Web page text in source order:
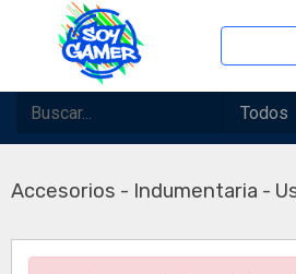
Accesorios - Indumentaria -